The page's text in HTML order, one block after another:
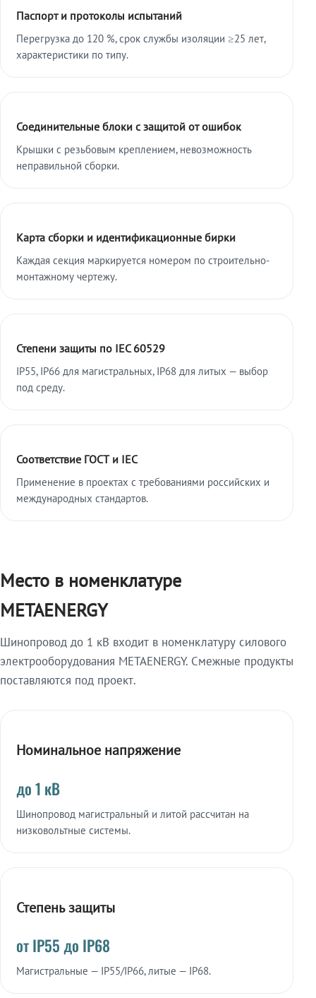
Паспорт и протоколы испытаний
Перегрузка до 120 %, срок службы изоляции ≥25 лет,
характеристики по типу.
Соединительные блоки с защитой от ошибок
Крышки с резьбовым креплением, невозможность
неправильной сборки.
Карта сборки и идентификационные бирки
Каждая секция маркируется номером по строительно-
монтажному чертежу.
Степени защиты по IEC 60529
IP55, IP66 для магистральных, IP68 для литых — выбор
под среду.
Соответствие ГОСТ и IEC
Применение в проектах с требованиями российских и
международных стандартов.
Место в номенклатуре
METAENERGY
Шинопровод до 1 кВ входит в номенклатуру силового
электрооборудования METAENERGY. Смежные продукты
поставляются под проект.
Номинальное напряжение
до 1 кВ
Шинопровод магистральный и литой рассчитан на
низковольтные системы.
Степень защиты
от IP55 до IP68
Магистральные — IP55/IP66, литые — IP68.